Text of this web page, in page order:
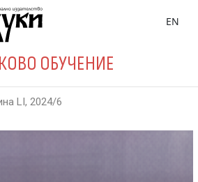
ОБУЧЕНИЕ
EN
LI, 2024/6